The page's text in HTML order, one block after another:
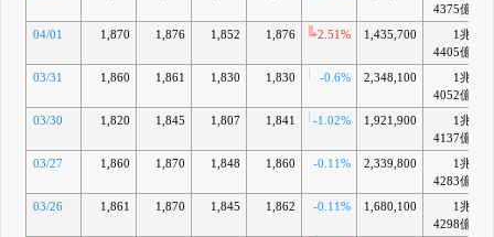
4375億
04/01
1,870 1,876 1,852 1,876 +2.51% 1,435,700
1兆
4405億
03/31 1,860 1,861 1,830 1,830 -0.6% 2,348,100
1兆
4052億
03/30 1,820 1,845 1,807 1,841 -1.02% 1,921,900
1兆
4137億
03/27 1,860 1,870 1,848 1,860 -0.11% 2,339,800
1兆
4283億
03/26 1,861 1,870 1,845 1,862 -0.11% 1,680,100
1兆
4298億